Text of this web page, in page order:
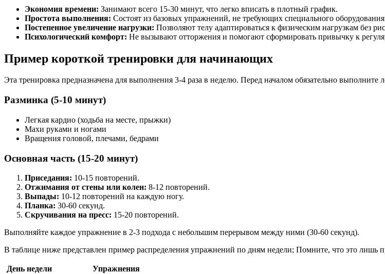
Экономия времени: Занимают всего 15-30 минут, что легко вписать в плотный график.
Простота выполнения: Состоят из базовых упражнений, не требующих специального
Постепенное увеличение нагрузки: Позволяют телу адаптироваться к физическим нагрузкам без
Психологический комфорт: Не вызывают отторжения и помогают сформировать привычку к
Пример короткой тренировки для начинающих
Эта тренировка предназначена для выполнения 3-4 раза в неделю. Перед началом обязательно выполните
Разминка (5-10 минут)
Легкая кардио (ходьба на месте, прыжки)
Махи руками и ногами
Вращения головой, плечами, бедрами
Основная часть (15-20 минут)
Приседания: 10-15 повторений.
Отжимания от стены или колен: 8-12 повторений.
Выпады: 10-12 повторений на каждую ногу.
Планка: 30-60 секунд.
Скручивания на пресс: 15-20 повторений.
Выполняйте каждое упражнение в 2-3 подхода с небольшим перерывом между ними (30-60 секунд).
В таблице ниже представлен пример распределения упражнений по дням недели; Помните, что это лишь
День недели
Упражнения